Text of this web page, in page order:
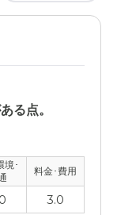
る点。
境･
料金･費用
3.0